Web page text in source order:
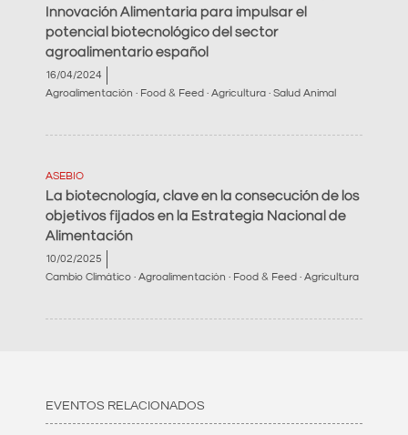
Innovación Alimentaria para impulsar el
potencial biotecnológico del sector
agroalimentario español
16/04/2024
Agroalimentación · Food & Feed · Agricultura · Salud Animal
ASEBIO
La biotecnología, clave en la consecución de los
objetivos fijados en la Estrategia Nacional de
Alimentación
10/02/2025
Cambio Climático · Agroalimentación · Food & Feed · Agricultura
EVENTOS RELACIONADOS